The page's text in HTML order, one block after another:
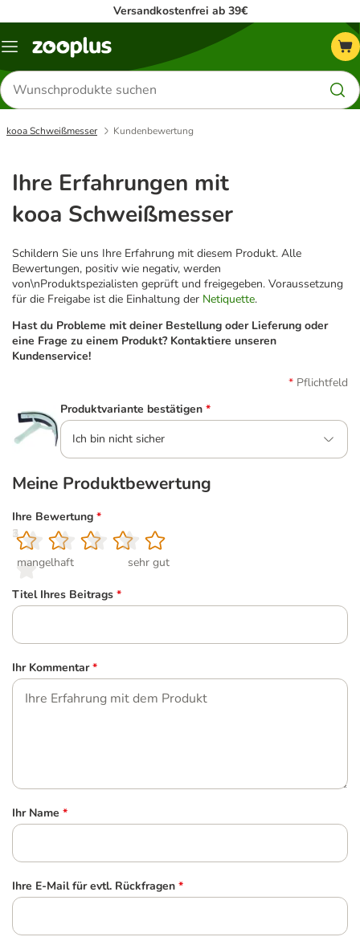
Versandkostenfrei ab 39€
Menü
Produkte
suchen
kooa Schweißmesser Kundenbewertung
Ihre Erfahrungen mit
kooa Schweißmesser
Schildern Sie uns Ihre Erfahrung mit diesem Produkt. Alle
Bewertungen, positiv wie negativ, werden
von\nProduktspezialisten geprüft und freigegeben. Voraussetzung
für die Freigabe ist die Einhaltung der Netiquette.
Hast du Probleme mit deiner Bestellung oder Lieferung oder
eine Frage zu einem Produkt? Kontaktiere unseren
Kundenservice!
Pflichtfeld
Produktvariante bestätigen *
Ich bin nicht sicher
Meine Produktbewertung
Ihre Bewertung *
1
mangelhaft
2
3
4
5
sehr gut
Titel Ihres Beitrags *
Ihr Kommentar *
Ihr Name *
Ihre E-Mail für evtl. Rückfragen *